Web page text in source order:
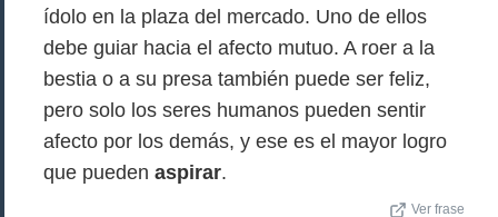
ídolo en la plaza del mercado. Uno de ellos
debe guiar hacia el afecto mutuo. A roer a la
bestia o a su presa también puede ser feliz,
pero solo los seres humanos pueden sentir
afecto por los demás, y ese es el mayor logro
que pueden aspirar.
Ver frase